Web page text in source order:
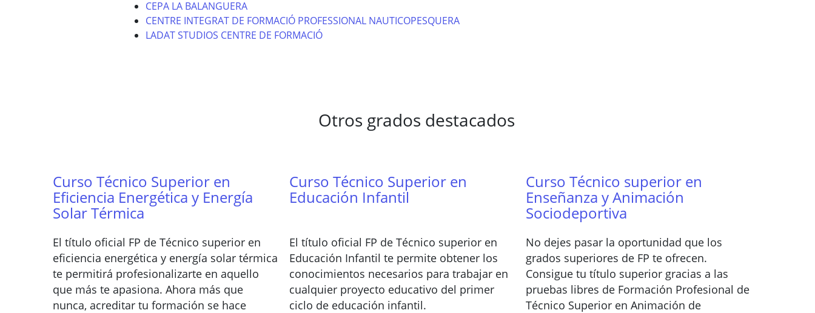
CEPA LA BALANGUERA
CENTRE INTEGRAT DE FORMACIÓ PROFESSIONAL NAUTICOPESQUERA
LADAT STUDIOS CENTRE DE FORMACIÓ
Otros grados destacados
Curso Técnico Superior en
Eficiencia Energética y Energía
Solar Térmica
El título oficial FP de Técnico superior en
eficiencia energética y energía solar térmica
te permitirá profesionalizarte en aquello
que más te apasiona. Ahora más que
nunca, acreditar tu formación se hace
Curso Técnico Superior en
Educación Infantil
El título oficial FP de Técnico superior en
Educación Infantil te permite obtener los
conocimientos necesarios para trabajar en
cualquier proyecto educativo del primer
ciclo de educación infantil.
Curso Técnico superior en
Enseñanza y Animación
Sociodeportiva
No dejes pasar la oportunidad que los
grados superiores de FP te ofrecen.
Consigue tu título superior gracias a las
pruebas libres de Formación Profesional de
Técnico Superior en Animación de